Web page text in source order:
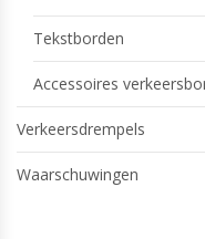
Tekstborden
Accessoires
Verkeersdrempels
Waarschuwingen